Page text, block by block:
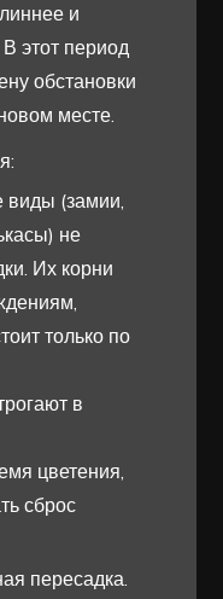
и
этот период
обстановки
месте.
виды (замии,
не
Их корни
только по
в
цветения,
сброс
пересадка.